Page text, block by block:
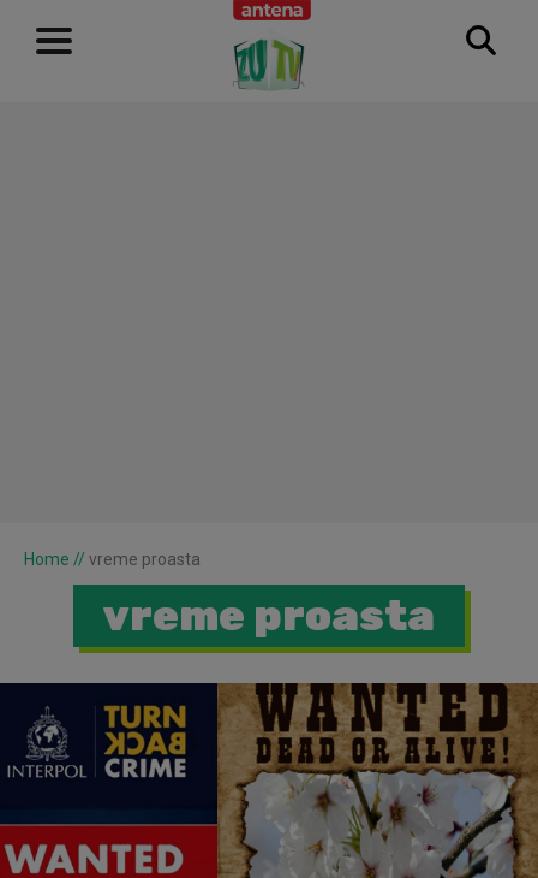
RECLAMĂ
Home // vreme proasta
vreme proasta